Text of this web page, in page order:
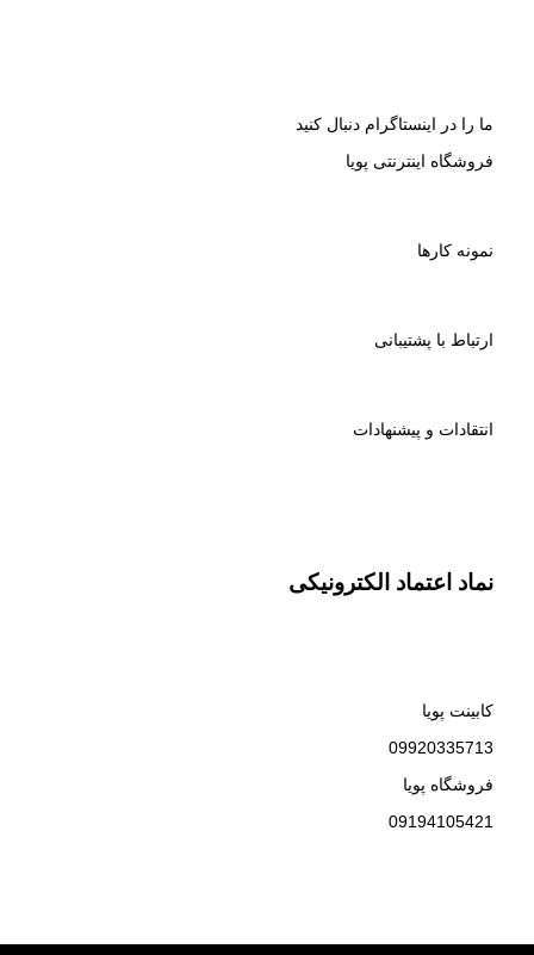
ما را در اینستاگرام دنبال کنید
فروشگاه اینترنتی پویا
نمونه کارها
ارتباط با پشتیبانی
انتقادات و پیشنهادات
نماد اعتماد الکترونیکی
کابینت پویا
09920335713
فروشگاه پویا
09194105421